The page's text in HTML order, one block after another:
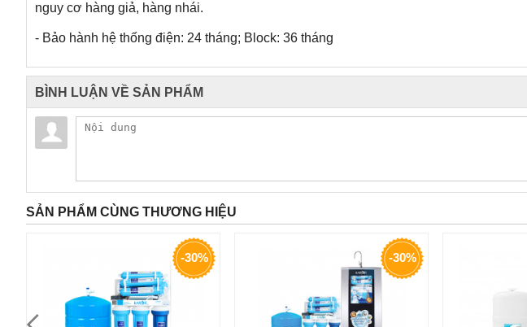
nguy cơ hàng giả, hàng nhái.
- Bảo hành hệ thống điện: 24 tháng; Block: 36 tháng
BÌNH LUẬN VỀ SẢN PHẨM
SẢN PHẨM CÙNG THƯƠNG HIỆU
-30% -30%